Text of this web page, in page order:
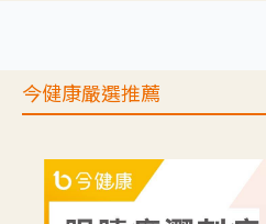
今健康嚴選推薦